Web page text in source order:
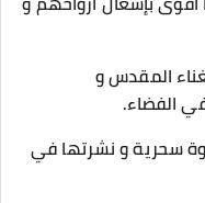
المقدس و
الفضاء.
سحرية و نشرتها في